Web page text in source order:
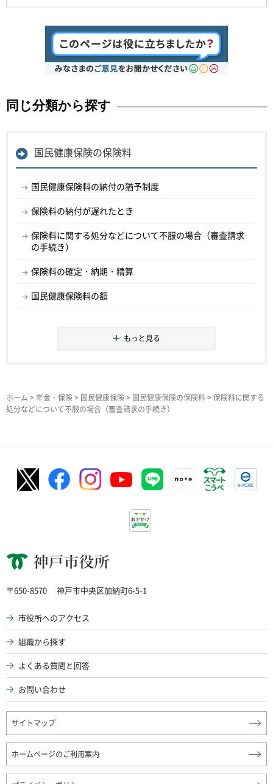
同じ分類から探す
国民健康保険の保険料
国民健康保険料の納付の猶予制度
保険料の納付が遅れたとき
保険料に関する処分などについて不服の場合（審査請求
の手続き）
保険料の確定・納期・精算
国民健康保険料の額
もっと見る
ホーム > 年金・保険> 国民健康保険> 国民健康保険の保険料> 保険料に関する
処分などについて不服の場合（審査請求の手続き）
神戸市役所
〒650-8570 神戸市中央区加納町6-5-1
市役所へのアクセス
組織から探す
よくある質問と回答
お問い合わせ
サイトマップ
ホームページのご利用案内